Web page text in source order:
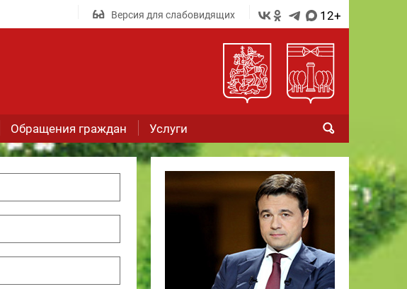
Версия для слабовидящих 12+
Обращения граждан Услуги